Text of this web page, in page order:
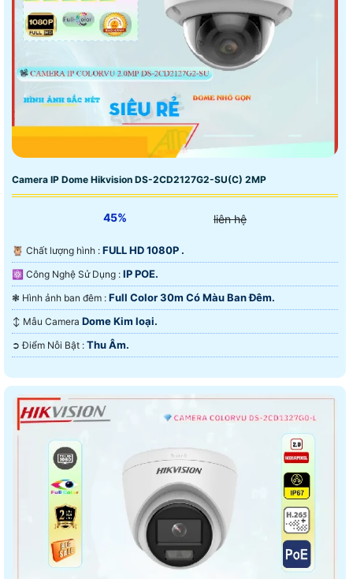
Camera IP Dome Hikvision DS-2CD2127G2-SU(C) 2MP
45% liên hệ
🦉 Chất lượng hình : FULL HD 1080P .
⚛️ Công Nghệ Sử Dụng : IP POE.
❃ Hình ảnh ban đêm : Full Color 30m Có Màu Ban Ðêm.
↕️ Mẫu Camera Dome Kim loại.
️➲ Điểm Nỗi Bật : Thu Âm.